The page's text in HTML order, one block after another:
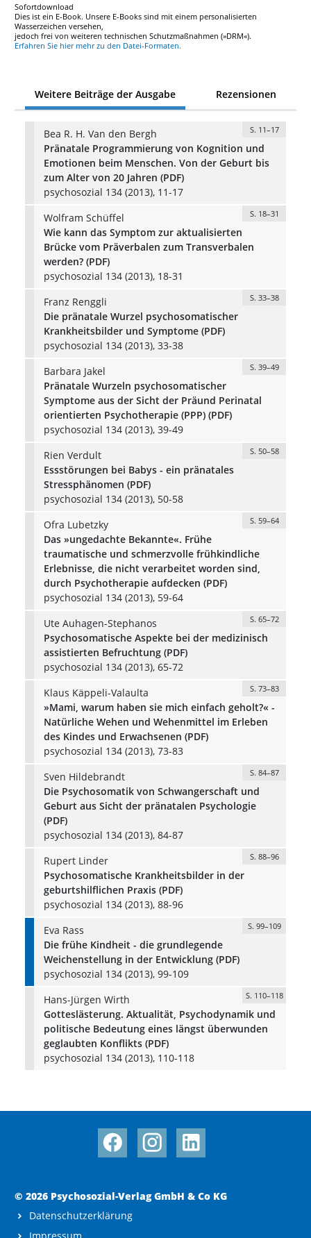
Sofortdownload
Dies ist ein E-Book. Unsere E-Books sind mit einem personalisierten
Wasserzeichen versehen,
jedoch frei von weiteren technischen Schutzmaßnahmen (»DRM«).
Erfahren Sie hier mehr zu den Datei-Formaten.
Weitere Beiträge der Ausgabe Rezensionen
Bea R. H. Van den Bergh S. 11–17
Pränatale Programmierung von Kognition und
Emotionen beim Menschen. Von der Geburt bis
zum Alter von 20 Jahren (PDF)
psychosozial 134 (2013), 11-17
Wolfram Schüffel
S. 18–31
Wie kann das Symptom zur aktualisierten
Brücke vom Präverbalen zum Transverbalen
werden? (PDF)
psychosozial 134 (2013), 18-31
Franz Renggli
S. 33–38
Die pränatale Wurzel psychosomatischer
Krankheitsbilder und Symptome (PDF)
psychosozial 134 (2013), 33-38
Barbara Jakel
S. 39–49
Pränatale Wurzeln psychosomatischer
Symptome aus der Sicht der Präund Perinatal
orientierten Psychotherapie (PPP) (PDF)
psychosozial 134 (2013), 39-49
Rien Verdult
S. 50–58
Essstörungen bei Babys - ein pränatales
Stressphänomen (PDF)
psychosozial 134 (2013), 50-58
Ofra Lubetzky
S. 59–64
Das »ungedachte Bekannte«. Frühe
traumatische und schmerzvolle frühkindliche
Erlebnisse, die nicht verarbeitet worden sind,
durch Psychotherapie aufdecken (PDF)
psychosozial 134 (2013), 59-64
Ute Auhagen-Stephanos
S. 65–72
Psychosomatische Aspekte bei der medizinisch
assistierten Befruchtung (PDF)
psychosozial 134 (2013), 65-72
Klaus Käppeli-Valaulta
S. 73–83
»Mami, warum haben sie mich einfach geholt?« -
Natürliche Wehen und Wehenmittel im Erleben
des Kindes und Erwachsenen (PDF)
psychosozial 134 (2013), 73-83
Sven Hildebrandt
S. 84–87
Die Psychosomatik von Schwangerschaft und
Geburt aus Sicht der pränatalen Psychologie
(PDF)
psychosozial 134 (2013), 84-87
Rupert Linder
S. 88–96
Psychosomatische Krankheitsbilder in der
geburtshilflichen Praxis (PDF)
psychosozial 134 (2013), 88-96
Eva Rass
S. 99–109
Die frühe Kindheit - die grundlegende
Weichenstellung in der Entwicklung (PDF)
psychosozial 134 (2013), 99-109
Hans-Jürgen Wirth
S. 110–118
Gotteslästerung. Aktualität, Psychodynamik und
politische Bedeutung eines längst überwunden
geglaubten Konflikts (PDF)
psychosozial 134 (2013), 110-118
© 2026 Psychosozial-Verlag GmbH & Co KG
Datenschutzerklärung